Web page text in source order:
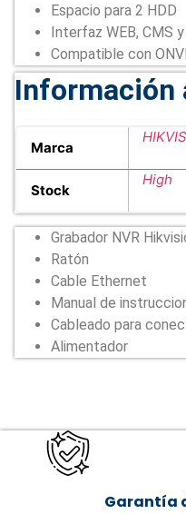
Espacio para 2 HDD
Interfaz WEB, CMS
Compatible con
Información
Marca
Stock
High
Grabador NVR
Ratón
Cable Ethernet
Manual de
Cableado para
Alimentador
Garantía